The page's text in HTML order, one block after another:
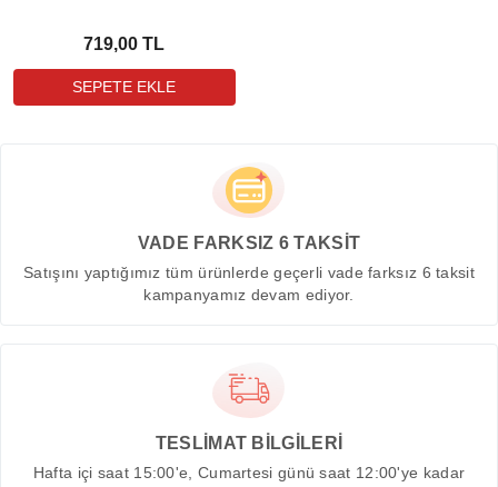
Şarjör
719,00 TL
VADE FARKSIZ 6 TAKSİT
Satışını yaptığımız tüm ürünlerde geçerli vade farksız 6 taksit
kampanyamız devam ediyor.
TESLİMAT BİLGİLERİ
Hafta içi saat 15:00'e, Cumartesi günü saat 12:00'ye kadar